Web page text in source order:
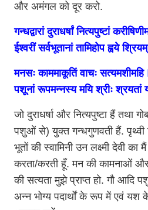
और अमंगल को दूर करो.
गन्धद्वारां दुराधर्षां नित्यपुष्टां
ईश्वरीं सर्वभूतानां तामिहोप ह्वये
मनसः काममाकूतिं वाचः
पशूनां रूपमन्नस्य मयि श्रीः श्रयतां
जो दुराधर्षा और नित्यपुष्टा हैं तथा
पशुओं से) युक्त गन्धगुणवती हैं. पृथ्वी
भूतों की स्वामिनी उन लक्ष्मी देवी
करता/करती हूँ. मन की कामनाओं और
की सत्यता मुझे प्राप्त हो. गौ आदि
अन्न भोग्य पदार्थों के रूप में एवं यश